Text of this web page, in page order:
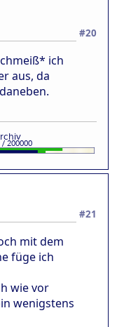
#20
ich
aus, da
#21
mit dem
füge ich
wie vor
wenigstens